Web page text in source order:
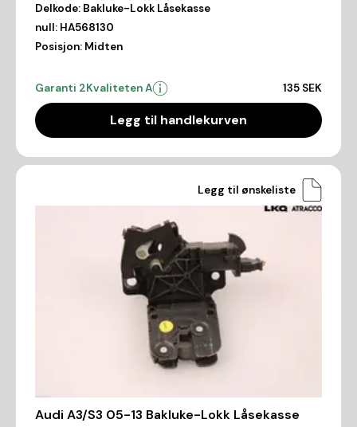
Delkode: Bakluke-Lokk Låsekasse
null: HA568130
Posisjon: Midten
Garanti 2Kvaliteten A 135 SEK
Legg til handlekurven
Legg til ønskeliste
Audi A3/S3 05-13 Bakluke-Lokk Låsekasse